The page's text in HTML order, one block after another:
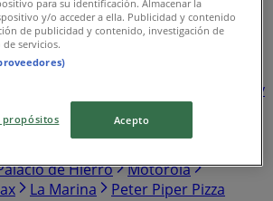
Sally Beauty
Dportenis
Alianza
Shakey's Pizza
Charly
Sodimac
Martí Guajardo
de Hierro
Motorola
La Marina Peter Piper Pizza
y/o acceder a ella. Publicidad y contenido
de publicidad y contenido, investigación de
servicios.
propósitos Acepto